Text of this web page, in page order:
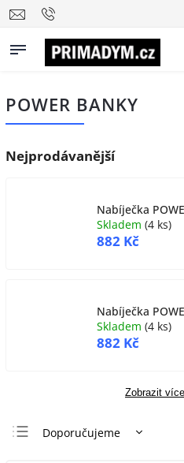
POWER BANKY
Nejprodávanější
Nabíječka
Skladem (4 ks)
882 Kč
Nabíječka
Skladem (4 ks)
882 Kč
Zobrazit
Doporučujeme